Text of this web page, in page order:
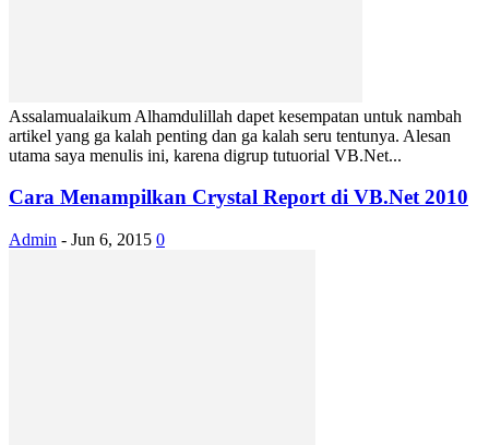
Assalamualaikum Alhamdulillah dapet kesempatan untuk nambah
artikel yang ga kalah penting dan ga kalah seru tentunya. Alesan
utama saya menulis ini, karena digrup tutuorial VB.Net...
Cara Menampilkan Crystal Report di VB.Net 2010
Admin - Jun 6, 2015 0